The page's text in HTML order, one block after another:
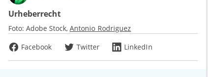
Urheberrecht
Foto: Adobe Stock Antonio Rodriguez
Facebook
Twitter LinkedIn